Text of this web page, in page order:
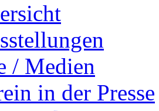
/ Medien
in der Presse